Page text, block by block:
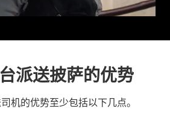
派送披萨的优势
机的优势至少包括以下几点。